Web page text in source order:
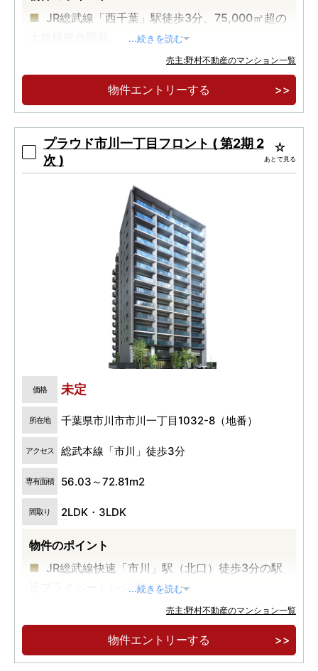
JR総武線「西千葉」駅徒歩3分、75,000㎡超の
12,000㎡超キャンパスパーク中心、多世代が集
う新しいまち。
...続きを読む
売主:野村不動産のマンション一覧
物件エントリーする
プラウド市川一丁目フロント ( 第2期 2
次 )
あとで見る
価格 未定
所在地 千葉県市川市市川一丁目1032-8（地番）
アクセス 総武本線「市川」徒歩3分
専有面積 56.03～72.81m2
間取り 2LDK・3LDK
物件のポイント
JR総武線快速「市川」駅（北口）徒歩3分の駅
近プライベートレジデンス
「東京」駅直通19分、「新橋」駅直通23分、
「品川」駅直通28分の都心への直通アクセス
ガス衣類乾燥機「乾太くん」・食器棚・ディス
...続きを読む
売主:野村不動産のマンション一覧
物件エントリーする